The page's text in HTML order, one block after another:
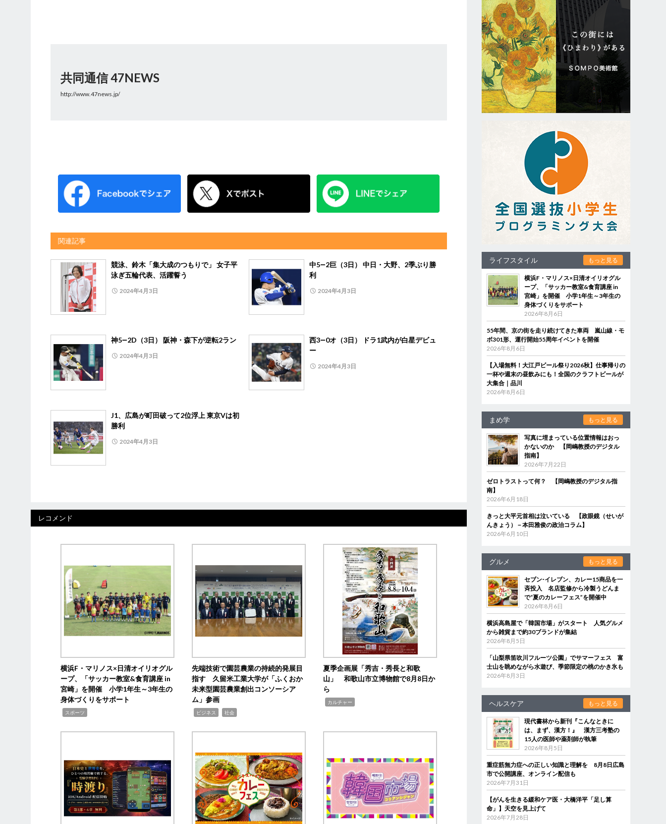
共同通信 47NEWS
http://www.47news.jp/
関連記事
競泳、鈴木「集大成のつもりで」 女子平
泳ぎ五輪代表、活躍誓う
2024年4月3日
中5―2巨（3日） 中日・大野、2季ぶり勝
利
2024年4月3日
神5―2D（3日） 阪神・森下が逆転2ラン
2024年4月3日
西3―0オ（3日） ドラ1武内が白星デビュ
ー
2024年4月3日
J1、広島が町田破って2位浮上 東京Vは初
勝利
2024年4月3日
レコメンド
横浜F・マリノス×日清オイリオグル
ープ、「サッカー教室&食育講座 in
宮崎」を開催 小学1年生～3年生の
身体づくりをサポート
スポーツ
先端技術で園芸農業の持続的発展目
指す 久留米工業大学が「ふくおか
未来型園芸農業創出コンソーシア
ム」参画
ビジネス 社会
夏季企画展「秀吉・秀長と和歌
山」 和歌山市立博物館で8月8日か
ら
カルチャー
ライフスタイル もっと見る
横浜F・マリノス×日清オイリオグル
ープ、「サッカー教室&食育講座 in
宮崎」を開催 小学1年生～3年生の
身体づくりをサポート
2026年8月6日
55年間、京の街を走り続けてきた車両 嵐山線・モ
ボ301形、運行開始55周年イベントを開催
2026年8月6日
【入場無料！大江戸ビール祭り2026秋】仕事帰りの
一杯や週末の昼飲みにも！全国のクラフトビールが
大集合｜品川
2026年8月6日
まめ学 もっと見る
写真に埋まっている位置情報はおっ
かないのか 【岡嶋教授のデジタル
指南】
2026年7月22日
ゼロトラストって何？ 【岡嶋教授のデジタル指
南】
2026年6月18日
きっと大平元首相は泣いている 【政眼鏡（せいが
んきょう）－本田雅俊の政治コラム】
2026年6月10日
グルメ もっと見る
セブン‐イレブン、カレー15商品を一
斉投入 名店監修から冷製うどんま
で“夏のカレーフェス”を開催中
2026年8月6日
横浜高島屋で「韓国市場」がスタート 人気グルメ
から雑貨まで約30ブランドが集結
2026年8月5日
「山梨県笛吹川フルーツ公園」でサマーフェス 富
士山を眺めながら水遊び、季節限定の桃のかき氷も
2026年8月3日
ヘルスケア もっと見る
現代書林から新刊『こんなときに
は、まず、漢方！』 漢方三考塾の
15人の医師や薬剤師が執筆
2026年8月5日
重症筋無力症への正しい知識と理解を 8月8日広島
市で公開講座、オンライン配信も
2026年7月31日
【がんを生きる緩和ケア医・大橋洋平「足し算
命」】天空を見上げて
2026年7月28日